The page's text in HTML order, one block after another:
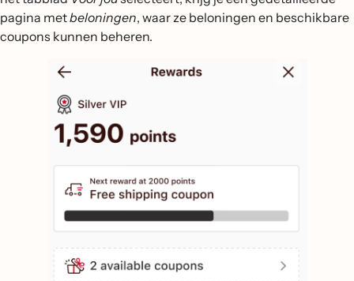
pagina metbeloningen, waar ze beloningen en beschikbare
coupons kunnen beheren.